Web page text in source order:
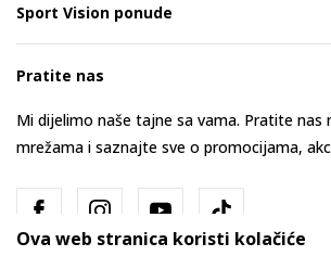
Sport Vision ponude
Pratite nas
Mi dijelimo naše tajne sa vama. Pratite nas
mrežama i saznajte sve o promocijama,
Ova web stranica koristi kolačiće